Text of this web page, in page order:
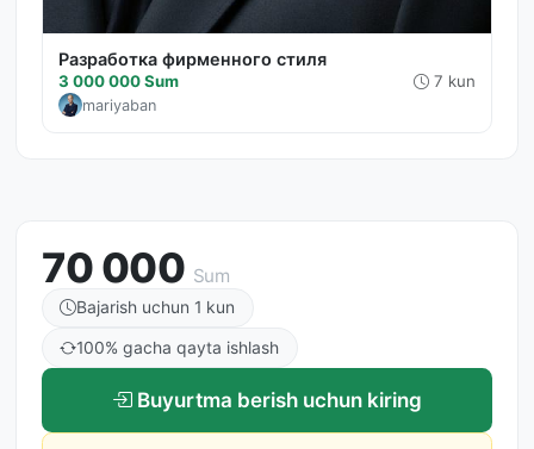
Разработка фирменного стиля
3 000 000 Sum 7 kun
mariyaban
70 000 Sum
Bajarish uchun 1 kun
100% gacha qayta ishlash
Buyurtma berish uchun kiring